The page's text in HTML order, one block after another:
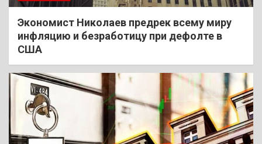
Экономист Николаев предрек всему миру
инфляцию и безработицу при дефолте в
США